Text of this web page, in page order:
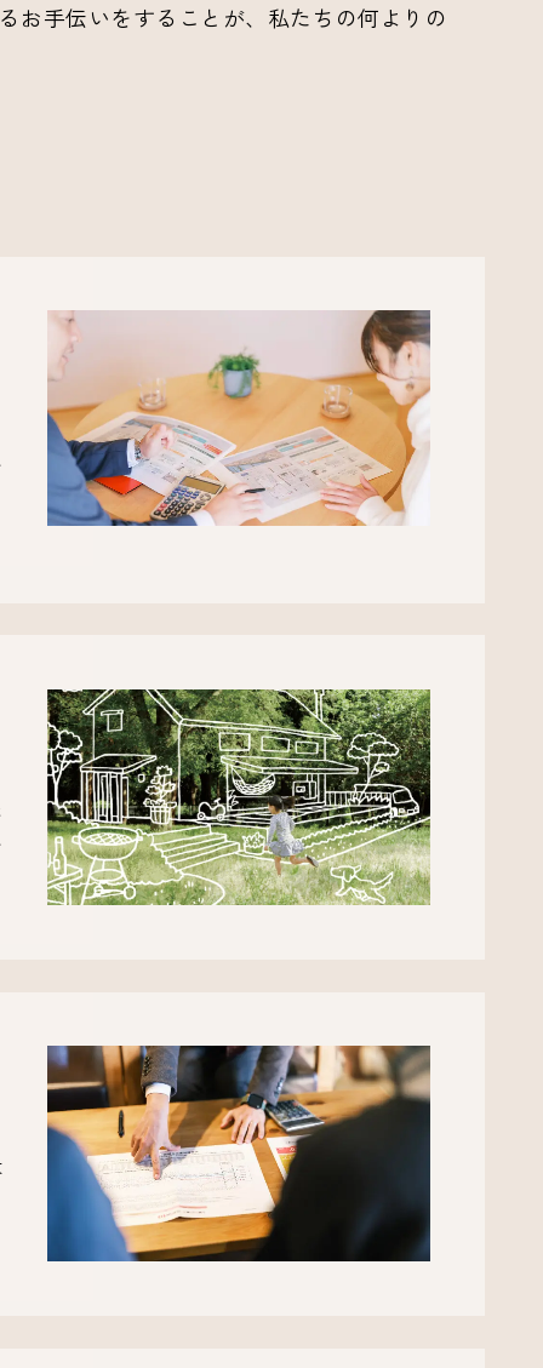
お手伝いをすることが、私たちの何よりの